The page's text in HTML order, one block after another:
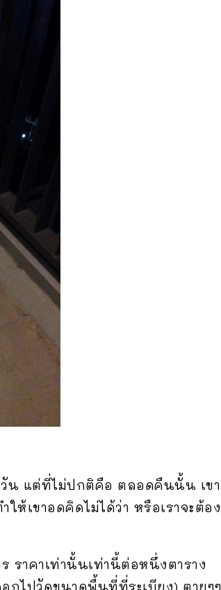
วัน แต่ที่ไม่ปกติคือ ตลอดคืนนั้น เขา
ห้เขาอดคิดไม่ได้ว่า หรือเราจะต้อง
ราคาเท่านั้นเท่านี้ต่อหนึ่งตาราง